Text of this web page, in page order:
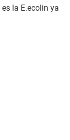
la E.ecolin ya